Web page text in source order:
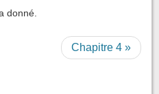
donné.
Chapitre 4 »